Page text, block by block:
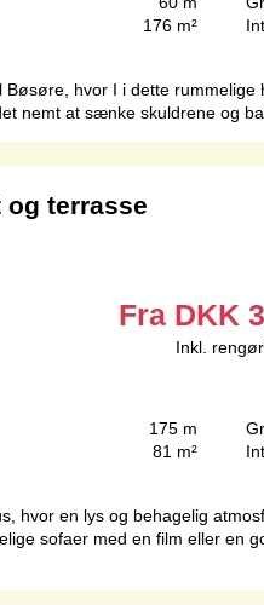
176 m²
hvor I i dette
nemt at sænke skuldrene og
terrasse
Fra DKK
Inkl.
175 m
81 m²
hvor en lys og behagelig
sofaer med en film eller en